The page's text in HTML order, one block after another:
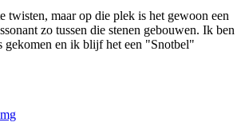
twisten, maar op die plek is het gewoon een
zo tussen die stenen gebouwen. Ik ben
gekomen en ik blijf het een "Snotbel"